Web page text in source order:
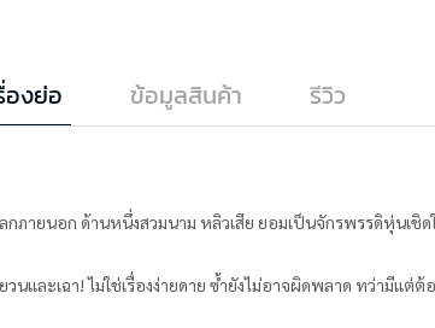
องย่อ ข้อมูลสินค้า รีวิว
ภายนอก ด้านหนึ่งสวมนาม หลิวเสีย ยอมเป็นจักรพรรดิหุ่นเชิด
และเฉา! ไม่ใช่เรื่องง่ายดาย ซ้ำยังไม่อาจผิดพลาด ทว่ามีแต่